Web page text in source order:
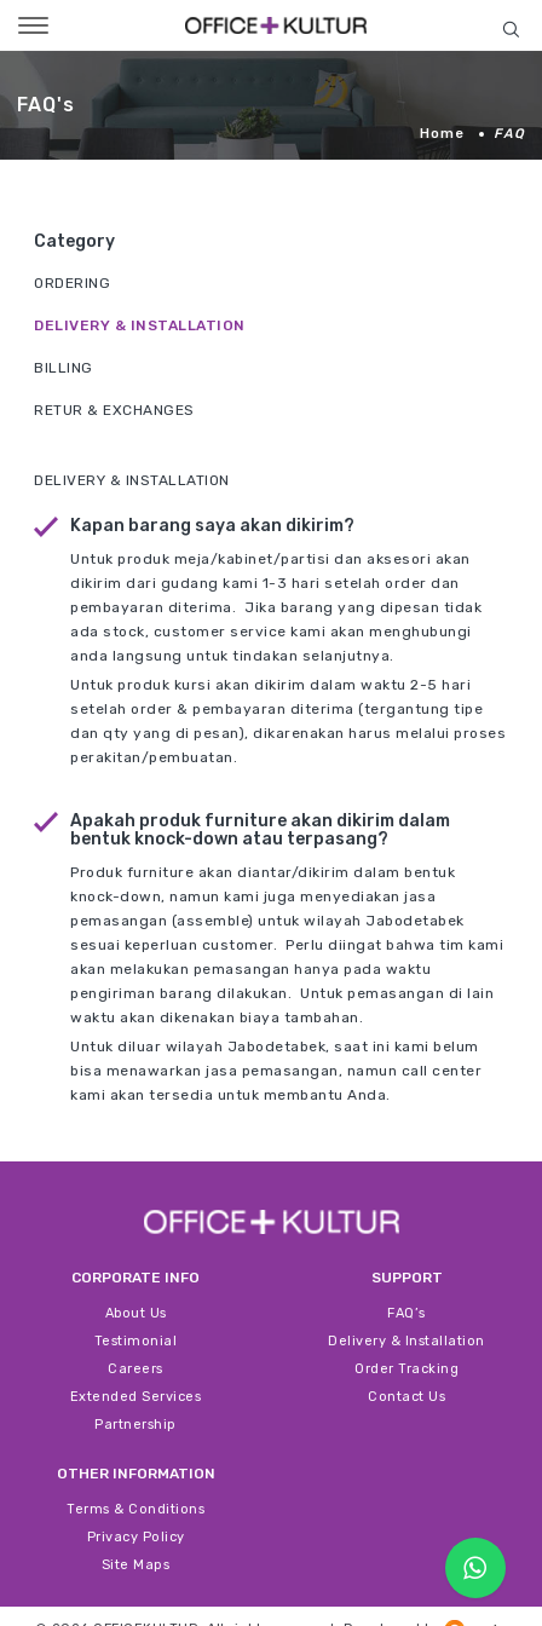
Toggle
navigation
FAQ's
Home FAQ
Category
ORDERING
DELIVERY & INSTALLATION
BILLING
RETUR & EXCHANGES
DELIVERY & INSTALLATION
Kapan barang saya akan dikirim?
Untuk produk meja/kabinet/partisi dan aksesori akan
dikirim dari gudang kami 1-3 hari setelah order dan
pembayaran diterima. Jika barang yang dipesan tidak
ada stock, customer service kami akan menghubungi
anda langsung untuk tindakan selanjutnya.
Untuk produk kursi akan dikirim dalam waktu 2-5 hari
setelah order & pembayaran diterima (tergantung tipe
dan qty yang di pesan), dikarenakan harus melalui proses
perakitan/pembuatan.
Apakah produk furniture akan dikirim dalam
bentuk knock-down atau terpasang?
Produk furniture akan diantar/dikirim dalam bentuk
knock-down, namun kami juga menyediakan jasa
pemasangan (assemble) untuk wilayah Jabodetabek
sesuai keperluan customer. Perlu diingat bahwa tim kami
akan melakukan pemasangan hanya pada waktu
pengiriman barang dilakukan. Untuk pemasangan di lain
waktu akan dikenakan biaya tambahan.
Untuk diluar wilayah Jabodetabek, saat ini kami belum
bisa menawarkan jasa pemasangan, namun call center
kami akan tersedia untuk membantu Anda.
CORPORATE INFO
About Us
Testimonial
Careers
Extended Services
Partnership
SUPPORT
FAQ’s
Delivery & Installation
Order Tracking
Contact Us
OTHER INFORMATION
Terms & Conditions
Privacy Policy
Site Maps